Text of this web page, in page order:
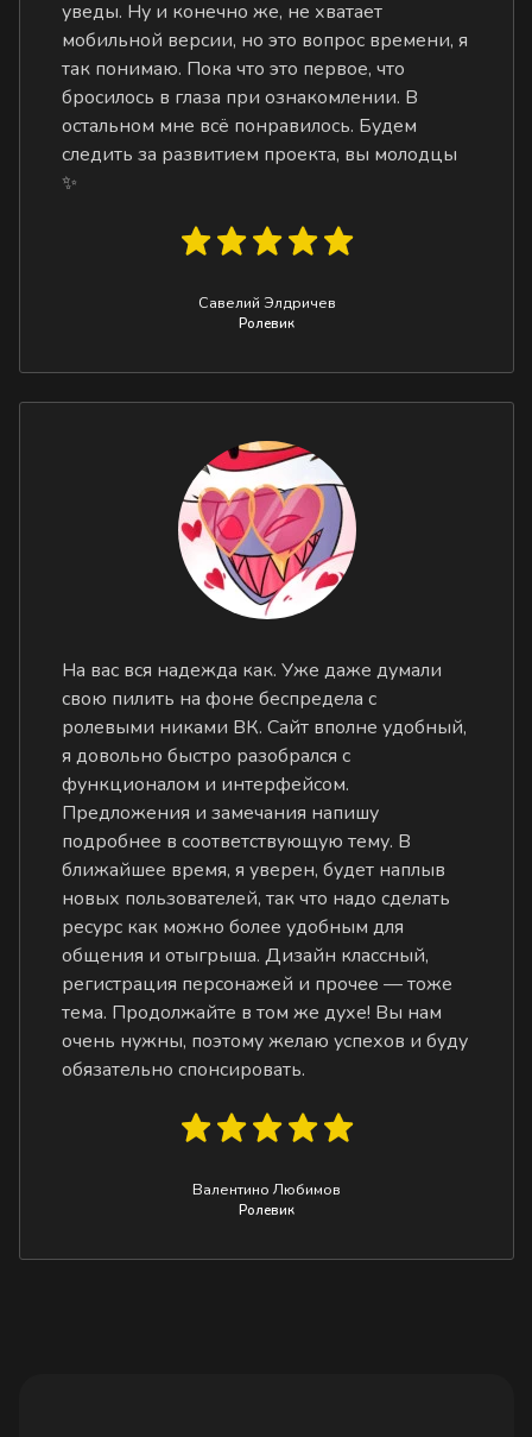
уведы. Ну и конечно же, не хватает
мобильной версии, но это вопрос времени, я
так понимаю. Пока что это первое, что
бросилось в глаза при ознакомлении. В
остальном мне всё понравилось. Будем
следить за развитием проекта, вы молодцы
✨
Савелий Элдричев
Ролевик
На вас вся надежда как. Уже даже думали
свою пилить на фоне беспредела с
ролевыми никами ВК. Сайт вполне удобный,
я довольно быстро разобрался с
функционалом и интерфейсом.
Предложения и замечания напишу
подробнее в соответствующую тему. В
ближайшее время, я уверен, будет наплыв
новых пользователей, так что надо сделать
ресурс как можно более удобным для
общения и отыгрыша. Дизайн классный,
регистрация персонажей и прочее — тоже
тема. Продолжайте в том же духе! Вы нам
очень нужны, поэтому желаю успехов и буду
обязательно спонсировать.
Валентино Любимов
Ролевик